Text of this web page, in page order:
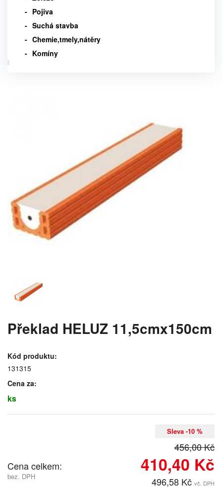
Pojiva
Suchá stavba
Chemie,tmely,nátěry
Komíny
Překlad HELUZ 11,5cmx150cm
Kód produktu:
131315
Cena za:
ks
Sleva -10 %
456,00 Kč
Cena celkem:
bez. DPH
410,40 Kč
496,58 Kč vč. DPH